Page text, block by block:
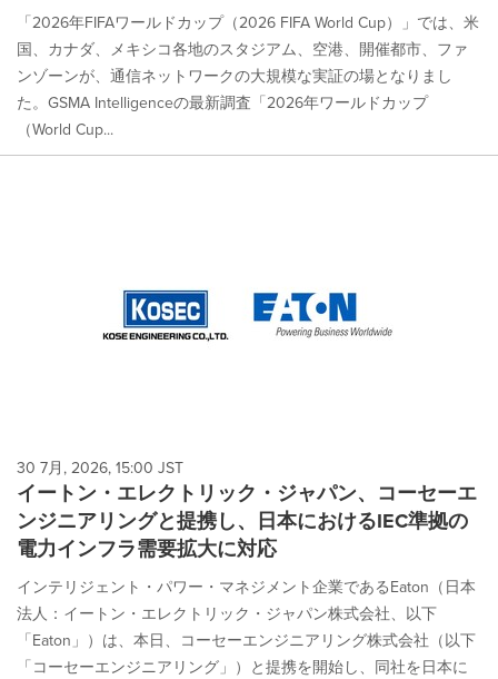
「2026年FIFAワールドカップ（2026 FIFA World Cup）」では、米
国、カナダ、メキシコ各地のスタジアム、空港、開催都市、ファ
ンゾーンが、通信ネットワークの大規模な実証の場となりまし
た。GSMA Intelligenceの最新調査「2026年ワールドカップ
（World Cup...
30 7月, 2026, 15:00 JST
イートン・エレクトリック・ジャパン、コーセーエ
ンジニアリングと提携し、日本におけるIEC準拠の
電力インフラ需要拡大に対応
インテリジェント・パワー・マネジメント企業であるEaton（日本
法人：イートン・エレクトリック・ジャパン株式会社、以下
「Eaton」）は、本日、コーセーエンジニアリング株式会社（以下
「コーセーエンジニアリング」）と提携を開始し、同社を日本に